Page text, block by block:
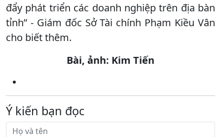
đẩy phát triển các doanh nghiệp trên địa bàn
tỉnh” - Giám đốc Sở Tài chính Phạm Kiều Vân
cho biết thêm.
Bài, ảnh: Kim Tiến
Ý kiến bạn đọc